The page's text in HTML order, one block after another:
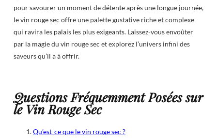
pour savourer un moment de détente après une longue journée,
le vin rouge sec offre une palette gustative riche et complexe
qui ravira les palais les plus exigeants. Laissez-vous envoûter
par la magie du vin rouge sec et explorez l’univers infini des
saveurs qu’il a à offrir.
Questions Fréquemment Posées sur
le Vin Rouge Sec
Qu’est-ce que le vin rouge sec ?